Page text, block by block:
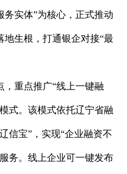
实体”为核心，正式推动
生根，打通银企对接“最
，重点推广“线上一键融
式。该模式依托辽宁省融
信宝”，实现“企业融资不
务。线上企业可一键发布